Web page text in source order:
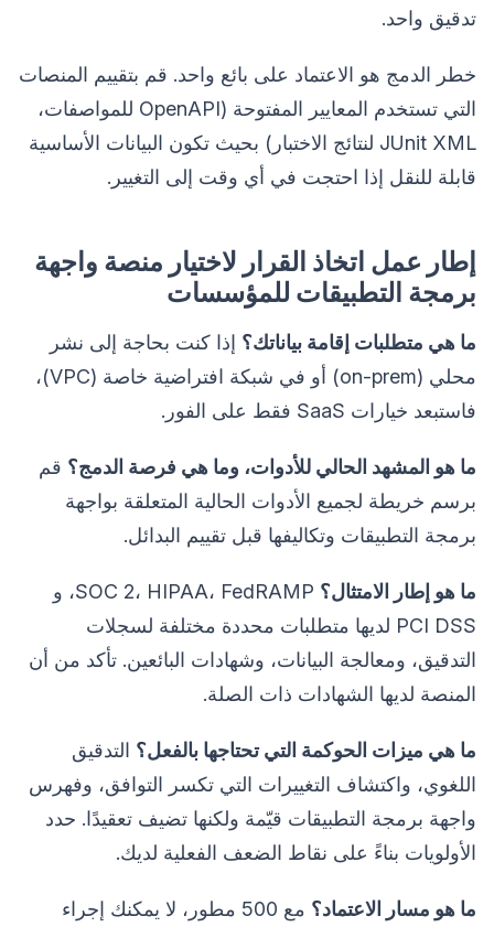
تدقيق واحد.
خطر الدمج هو الاعتماد على بائع واحد. قم بتقييم المنصات
التي تستخدم المعايير المفتوحة (OpenAPI للمواصفات،
JUnit XML لنتائج الاختبار) بحيث تكون البيانات الأساسية
قابلة للنقل إذا احتجت في أي وقت إلى التغيير.
إطار عمل اتخاذ القرار لاختيار منصة واجهة
برمجة التطبيقات للمؤسسات
ما هي متطلبات إقامة بياناتك؟ إذا كنت بحاجة إلى نشر
محلي (on-prem) أو في شبكة افتراضية خاصة (VPC)،
فاستبعد خيارات SaaS فقط على الفور.
ما هو المشهد الحالي للأدوات، وما هي فرصة الدمج؟ قم
برسم خريطة لجميع الأدوات الحالية المتعلقة بواجهة
برمجة التطبيقات وتكاليفها قبل تقييم البدائل.
ما هو إطار الامتثال؟
SOC 2، HIPAA، FedRAMP، و
PCI DSS لديها متطلبات محددة مختلفة لسجلات
التدقيق، ومعالجة البيانات، وشهادات البائعين. تأكد من أن
المنصة لديها الشهادات ذات الصلة.
ما هي ميزات الحوكمة التي تحتاجها بالفعل؟ التدقيق
اللغوي، واكتشاف التغييرات التي تكسر التوافق، وفهرس
واجهة برمجة التطبيقات قيّمة ولكنها تضيف تعقيدًا. حدد
الأولويات بناءً على نقاط الضعف الفعلية لديك.
ما هو مسار الاعتماد؟ مع 500 مطور، لا يمكنك إجراء